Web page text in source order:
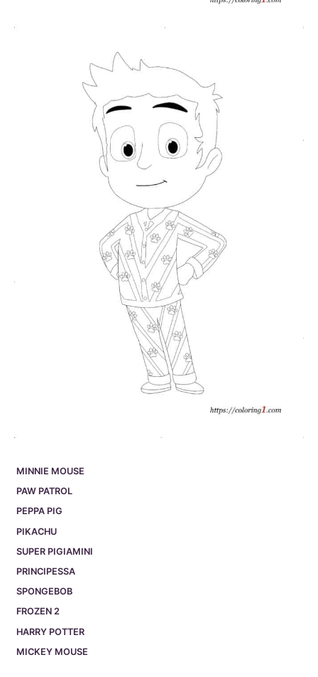
MINNIE MOUSE
PAW PATROL
PEPPA PIG
PIKACHU
SUPER PIGIAMINI
PRINCIPESSA
SPONGEBOB
FROZEN 2
HARRY POTTER
MICKEY MOUSE